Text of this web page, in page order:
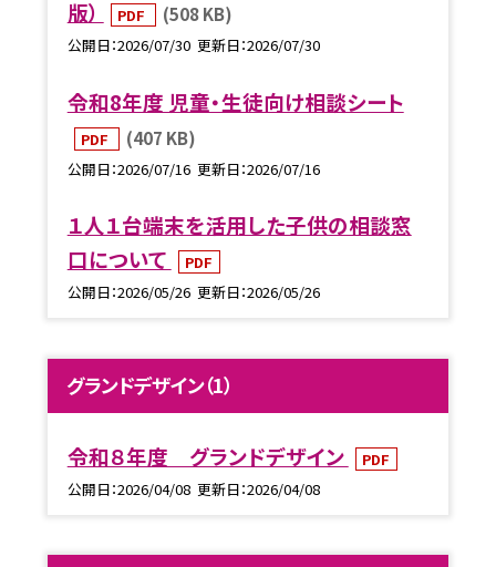
版）
PDF (508 KB)
公開日 2026/07/30 更新日 2026/07/30
令和8年度 児童・生徒向け相談シート
PDF (407 KB)
公開日 2026/07/16 更新日 2026/07/16
１人１台端末を活用した子供の相談窓
口について
PDF
公開日 2026/05/26 更新日 2026/05/26
グランドデザイン（1）
令和８年度 グランドデザイン
PDF
公開日 2026/04/08 更新日 2026/04/08